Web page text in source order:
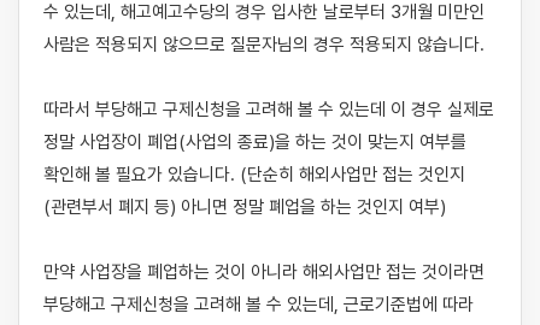
수 있는데, 해고예고수당의 경우 입사한 날로부터 3개월 미만인
사람은 적용되지 않으므로 질문자님의 경우 적용되지 않습니다.
따라서 부당해고 구제신청을 고려해 볼 수 있는데 이 경우 실제로
정말 사업장이 폐업(사업의 종료)을 하는 것이 맞는지 여부를
확인해 볼 필요가 있습니다. (단순히 해외사업만 접는 것인지
(관련부서 폐지 등) 아니면 정말 폐업을 하는 것인지 여부)
​만약 사업장을 폐업하는 것이 아니라 해외사업만 접는 것이라면
부당해고 구제신청을 고려해 볼 수 있는데, 근로기준법에 따라